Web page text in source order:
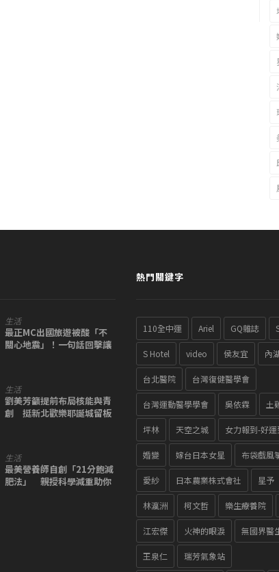
生活
最正MC出國旅遊被酸「不
關心地震」！一句話回擊讓
生活
劉美芳籲提前布局核能與青
創 挺新北歡樂耶誕城留板
生活
最美營養師自創「21分飽減
肥法」 親授科學減重助你
熱門關鍵字
110全中運 Ariel GQ雜誌
S Hotel video 侯友宜 內
台北醫院 台灣復健醫學會
台灣運動醫學學會 吳依霖 土
坪林 天空之城 女力報到-好運
婚變 嫁台日本女星 布袋戲風
愛紗 日本農業株式會社 星予
林瀛洲 柯文哲 樂生療養院
江宏傑 火神的眼淚 無國界醫
王泉仁 瑞芳氣象站